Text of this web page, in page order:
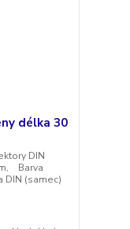
délka 30
DIN
Barva
(samec)